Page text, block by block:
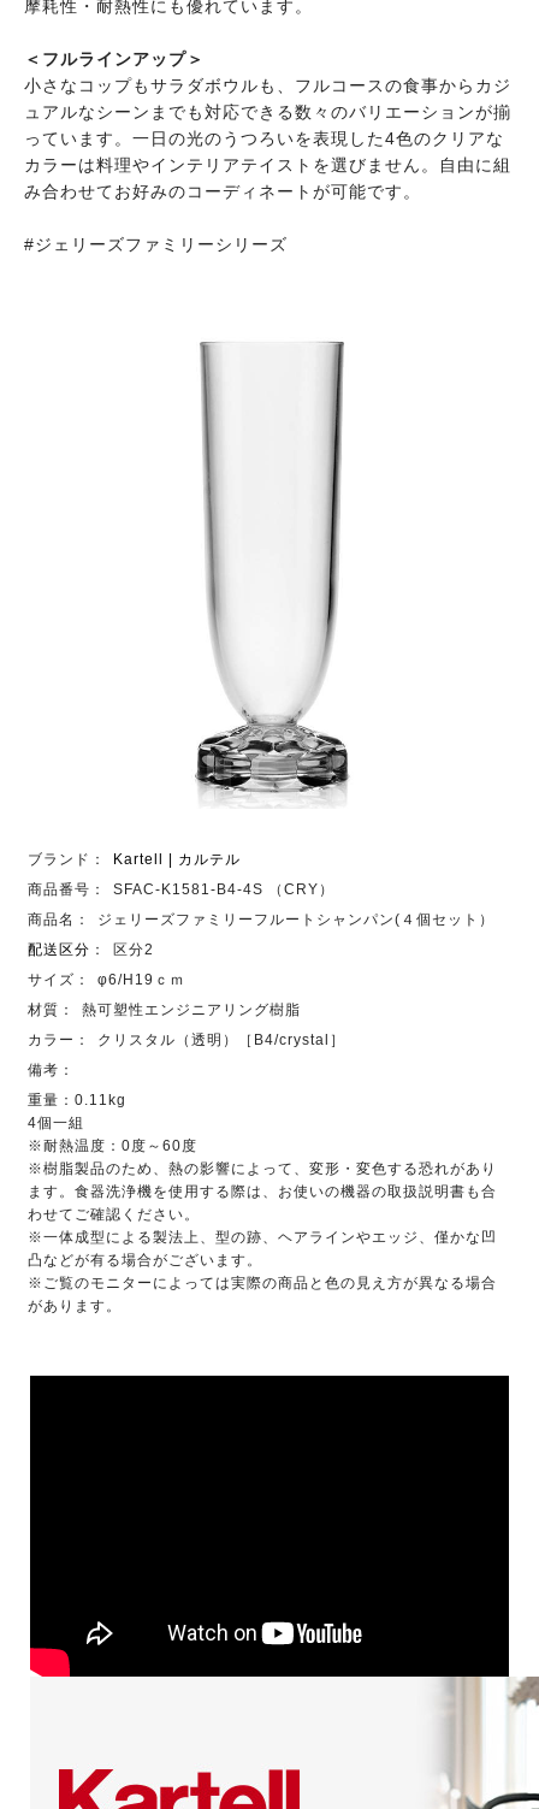
摩耗性・耐熱性にも優れています。
＜フルラインアップ＞
小さなコップもサラダボウルも、フルコースの食事からカジ
ュアルなシーンまでも対応できる数々のバリエーションが揃
っています。一日の光のうつろいを表現した4色のクリアな
カラーは料理やインテリアテイストを選びません。自由に組
み合わせてお好みのコーディネートが可能です。
#ジェリーズファミリーシリーズ
ブランド：
Kartell | カルテル
商品番号：
SFAC-K1581-B4-4S （CRY）
商品名：
ジェリーズファミリーフルートシャンパン(４個セット）
配送区分 ：
区分2
サイズ：
φ6/H19ｃｍ
材質：
熱可塑性エンジニアリング樹脂
カラー：
クリスタル（透明）［B4/crystal］
備考：
重量：0.11kg
4個一組
※耐熱温度：0度～60度
※樹脂製品のため、熱の影響によって、変形・変色する恐れがあり
ます。食器洗浄機を使用する際は、お使いの機器の取扱説明書も合
わせてご確認ください。
※一体成型による製法上、型の跡、ヘアラインやエッジ、僅かな凹
凸などが有る場合がございます。
※ご覧のモニターによっては実際の商品と色の見え方が異なる場合
があります。